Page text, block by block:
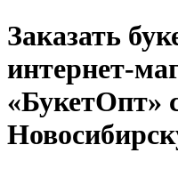
Заказать
интернет-
«БукетОпт»